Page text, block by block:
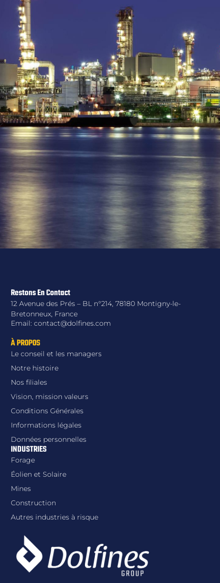
À PROPOS
Le conseil et les managers
Notre histoire
Nos filiales
Vision, mission valeurs
Conditions Générales
Informations légales
Données personnelles
INDUSTRIES
Forage
Éolien et Solaire
Mines
Construction
Autres industries à risque
Restons En Contact
12 Avenue des Prés – BL n°214, 78180 Montigny-le-
Bretonneux, France
Email: contact@dolfines.com